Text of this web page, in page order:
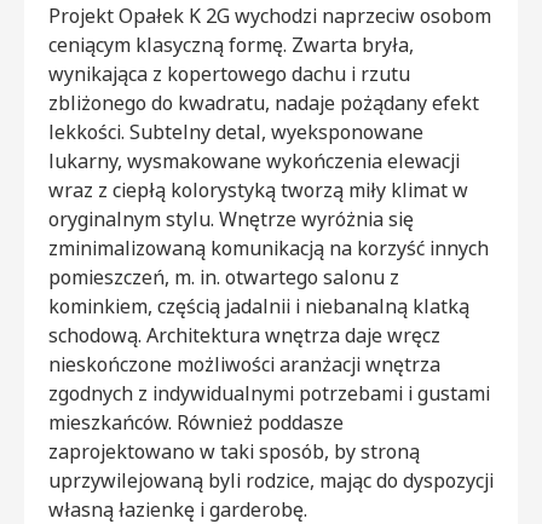
Projekt Opałek K 2G wychodzi naprzeciw osobom
ceniącym klasyczną formę. Zwarta bryła,
wynikająca z kopertowego dachu i rzutu
zbliżonego do kwadratu, nadaje pożądany efekt
lekkości. Subtelny detal, wyeksponowane
lukarny, wysmakowane wykończenia elewacji
wraz z ciepłą kolorystyką tworzą miły klimat w
oryginalnym stylu. Wnętrze wyróżnia się
zminimalizowaną komunikacją na korzyść innych
pomieszczeń, m. in. otwartego salonu z
kominkiem, częścią jadalnii i niebanalną klatką
schodową. Architektura wnętrza daje wręcz
nieskończone możliwości aranżacji wnętrza
zgodnych z indywidualnymi potrzebami i gustami
mieszkańców. Również poddasze
zaprojektowano w taki sposób, by stroną
uprzywilejowaną byli rodzice, mając do dyspozycji
własną łazienkę i garderobę.